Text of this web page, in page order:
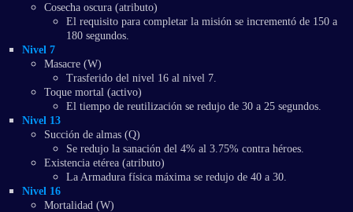
Cosecha oscura (atributo)
El requisito para completar la misión se incrementó de 150 a
180 segundos.
Nivel 7
Masacre (W)
Trasferido del nivel 16 al nivel 7.
Toque mortal (activo)
El tiempo de reutilización se redujo de 30 a 25 segundos.
Nivel 13
Succión de almas (Q)
Se redujo la sanación del 4% al 3.75% contra héroes.
Existencia etérea (atributo)
La Armadura física máxima se redujo de 40 a 30.
Nivel 16
Mortalidad (W)